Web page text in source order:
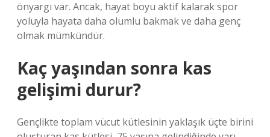
önyargı var. Ancak, hayat boyu aktif kalarak spor
yoluyla hayata daha olumlu bakmak ve daha genç
olmak mümkündür.
Kaç yaşından sonra kas
gelişimi durur?
Gençlikte toplam vücut kütlesinin yaklaşık üçte birini